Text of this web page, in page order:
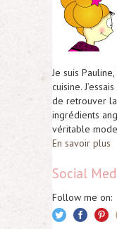
Je suis
cuisine.
de retrouver
ingrédients
véritable
En savoir plus
Social
Follow me on: